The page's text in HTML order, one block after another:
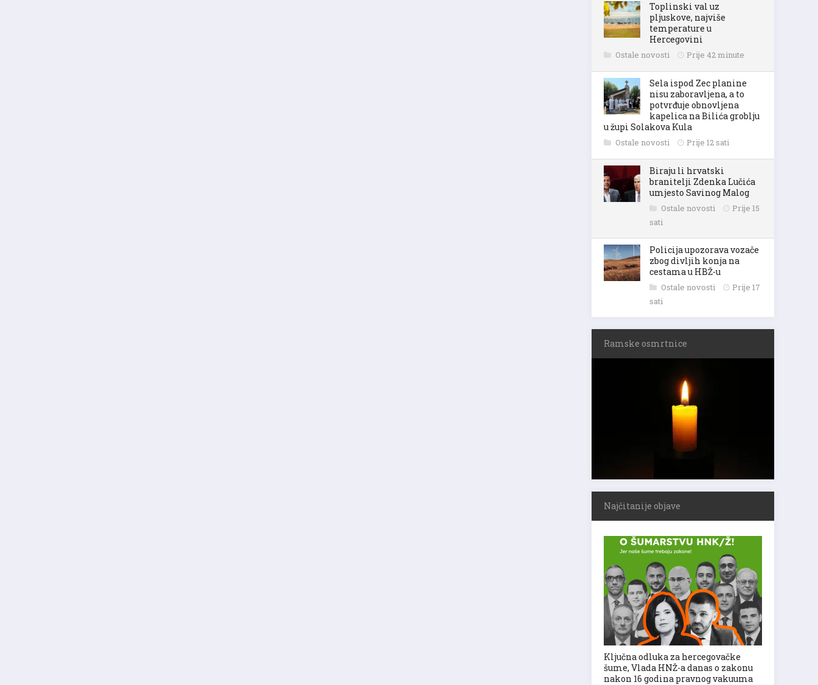
Toplinski val uz
pljuskove, najviše
temperature u
Hercegovini
Ostale novosti Prije 42 minute
Sela ispod Zec planine
nisu zaboravljena, a to
potvrđuje obnovljena
kapelica na Bilića groblju
u župi Solakova Kula
Ostale novosti Prije 12 sati
Biraju li hrvatski
branitelji Zdenka Lučića
umjesto Savinog Malog
Ostale novosti
Prije 15
sati
Policija upozorava vozače
zbog divljih konja na
cestama u HBŽ-u
Ostale novosti
Prije 17
sati
Ramske osmrtnice
Najčitanije objave
Ključna odluka za hercegovačke
šume, Vlada HNŽ-a danas o zakonu
nakon 16 godina pravnog vakuuma